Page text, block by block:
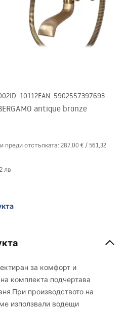
ID: 10112EAN: 5902557397693
antique bronze
преди отстъпката: 287,00 € / 561,32
лв
за комфорт и
комплекта подчертава
производството на
използвали водещи